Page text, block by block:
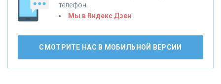
«БАНК ВОЗРОЖДЕНИЕ»
АО «КРЕДИТ ЕВРОПА БАНК»
Банки.ру обновил логотип впервые за 19 лет -
телефон.
Мы в Яндекс Дзен
СМОТРИТЕ НАС В МОБИЛЬНОЙ ВЕРСИИ